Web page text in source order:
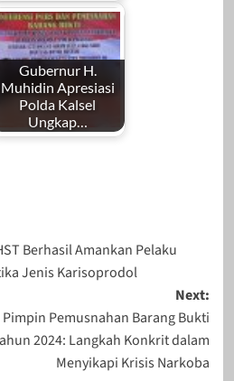
Gubernur H.
Muhidin Apresiasi
Polda Kalsel
Ungkap…
Berhasil Amankan Pelaku
Jenis Karisoprodol
Next:
Pimpin Pemusnahan Barang Bukti
2024: Langkah Konkrit dalam
Menyikapi Krisis Narkoba